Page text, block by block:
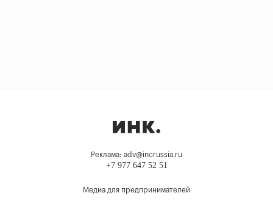
Реклама: adv@incrussia.ru
+7 977 647 52 51
Медиа для предпринимателей